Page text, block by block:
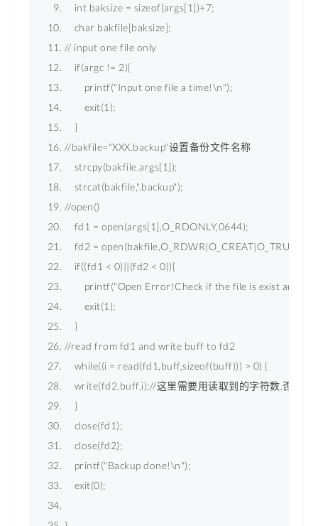
int baksize = sizeof(args[1])+7;
char bakfile[baksize];
// input one file only
if(argc != 2){
printf("Input one file a time!\n");
exit(1);
}
//bakfile="XXX.backup"设置备份文件名称
strcpy(bakfile,args[1]);
strcat(bakfile,".backup");
//open()
fd1 = open(args[1],O_RDONLY,0644);
fd2 = open(bakfile,O_RDWR|O_CREAT|O_TRUNC);
if((fd1 < 0)||(fd2 < 0)){
printf("Open Error!Check if the file is exist and
exit(1);
}
//read from fd1 and write buff to fd2
while((i = read(fd1,buff,sizeof(buff))) > 0) {
write(fd2,buff,i);//这里需要用读取到的字符数,否则
}
close(fd1);
close(fd2);
printf("Backup done!\n");
exit(0);